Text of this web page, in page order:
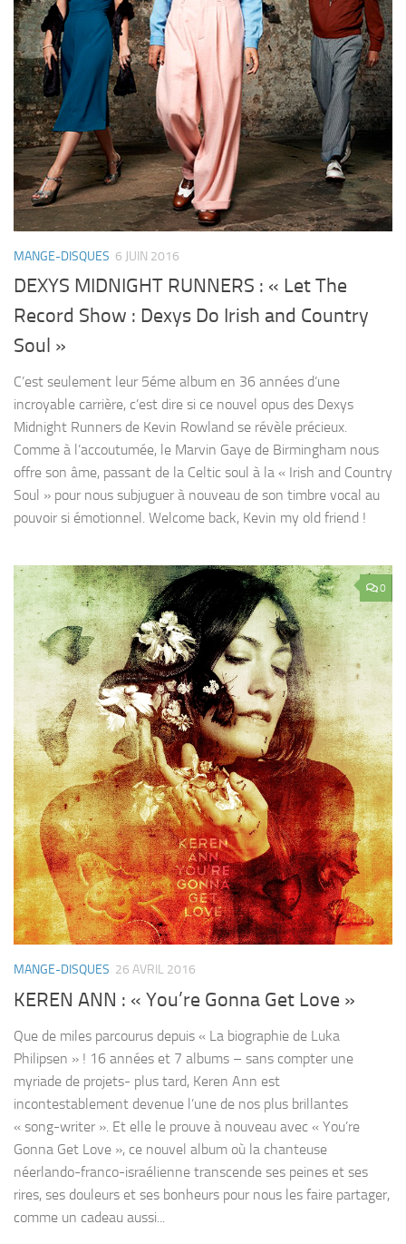
MANGE-DISQUES 6 JUIN 2016
DEXYS MIDNIGHT RUNNERS : « Let The
Record Show : Dexys Do Irish and Country
Soul »
C’est seulement leur 5éme album en 36 années d’une
incroyable carrière, c’est dire si ce nouvel opus des Dexys
Midnight Runners de Kevin Rowland se révèle précieux.
Comme à l’accoutumée, le Marvin Gaye de Birmingham nous
offre son âme, passant de la Celtic soul à la « Irish and Country
Soul » pour nous subjuguer à nouveau de son timbre vocal au
pouvoir si émotionnel. Welcome back, Kevin my old friend !
0
MANGE-DISQUES 26 AVRIL 2016
KEREN ANN : « You’re Gonna Get Love »
Que de miles parcourus depuis « La biographie de Luka
Philipsen » ! 16 années et 7 albums – sans compter une
myriade de projets- plus tard, Keren Ann est
incontestablement devenue l’une de nos plus brillantes
« song-writer ». Et elle le prouve à nouveau avec « You’re
Gonna Get Love », ce nouvel album où la chanteuse
néerlando-franco-israélienne transcende ses peines et ses
rires, ses douleurs et ses bonheurs pour nous les faire partager,
comme un cadeau aussi...